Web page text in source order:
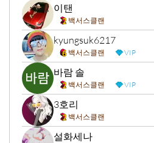
이탠
백서스클랜
kyungsuk6217
백서스클랜 VIP
바람 솔
백서스클랜 VIP
3호리
백서스클랜
설화세나